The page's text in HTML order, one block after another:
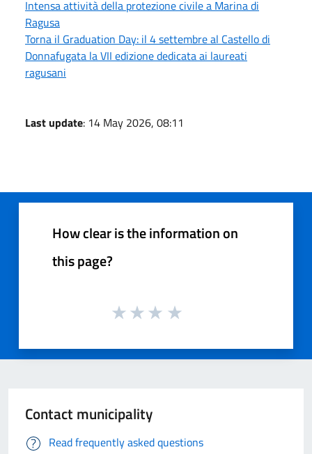
Intensa attività della protezione civile a Marina di
Ragusa
Torna il Graduation Day: il 4 settembre al Castello di
Donnafugata la VII edizione dedicata ai laureati
ragusani
Last update: 14 May 2026, 08:11
How clear is the information on
this page?
Contact municipality
Read frequently asked questions